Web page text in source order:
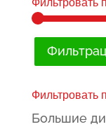
Фильтровать
Фильтровать
Большие